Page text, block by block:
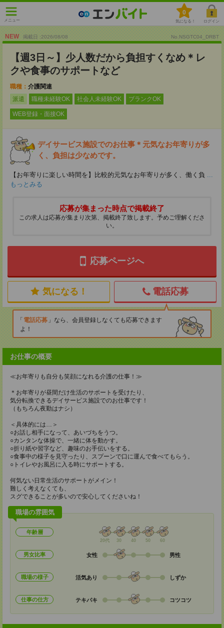
メニュー
0
気になる！ ログイン
NEW 掲載日 :2026/08/08 No.NSGTC04_DRBT
【週3日～】少人数だから負担すくなめ＊レ
クや食事のサポートなど
職種： 介護関連
派遣
職種未経験OK 社会人未経験OK ブランクOK
WEB登録・面接OK
デイサービス施設でのお仕事＊元気なお年寄りが多
く、負担は少なめです。
【お年寄りに楽しい時間を】比較的元気なお年寄りが多く、働く負 ...
もっとみる
応募が集まった時点で掲載終了
この求人は応募が集まり次第、掲載終了致します。予めご理解くださ
い。
応募ページへ
気になる！ 電話応募
電話応募
なら、会員登録しなくても応募できます
よ！
お仕事の概要
≪お年寄りも自分も笑顔になれる介護の仕事！≫
＊お年寄りが昼間だけ生活のサポートを受けたり、
気分転換できるデイサービス施設でのお仕事です！
（もちろん夜勤はナシ）
＜具体的には…＞
○お話し相手になって、あいづちをうつ。
○カンタンな体操で、一緒に体を動かす。
○折り紙や習字など、趣味のお手伝いをする。
○食事中の様子を見守ったり、スプーンで口に運んで食べてもらう。
○トイレやお風呂に入る時にサポートする。
何気ない日常生活のサポートがメイン！
難しく考えなくても、
スグできることが多いので安心してくださいね！
職場の雰囲気
年齢層
20代 30 40 50 60
男女比率 女性 男性
職場の様子 活気あり しずか
仕事の仕方 テキパキ コツコツ